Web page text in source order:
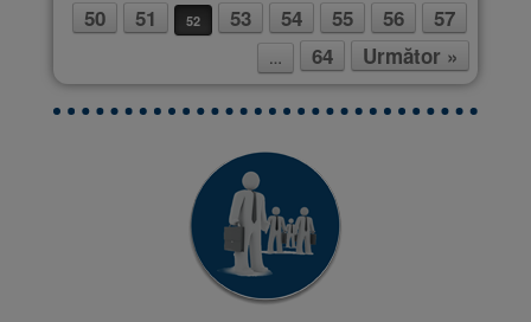
Post navigation
50
51 52 53 54 55 56 57
… 64 Următor »